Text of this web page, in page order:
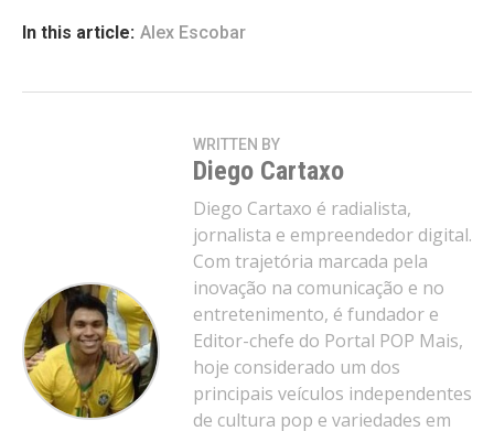
In this article: Alex Escobar
WRITTEN BY
Diego Cartaxo
Diego Cartaxo é radialista,
jornalista e empreendedor digital.
Com trajetória marcada pela
inovação na comunicação e no
entretenimento, é fundador e
Editor-chefe do Portal POP Mais,
hoje considerado um dos
principais veículos independentes
de cultura pop e variedades em